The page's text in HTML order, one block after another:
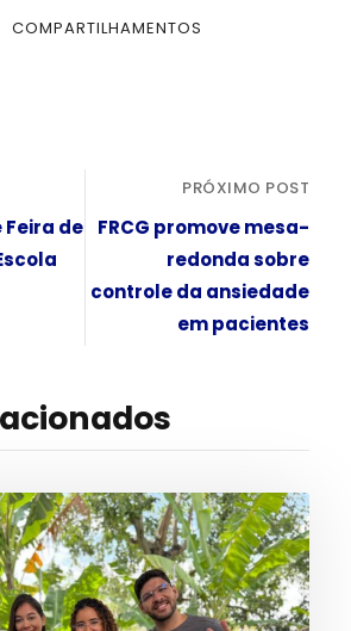
COMPARTILHAMENTOS
Feira de
PRÓXIMO POST
FRCG promove mesa-
redonda sobre
controle da ansiedade
em pacientes